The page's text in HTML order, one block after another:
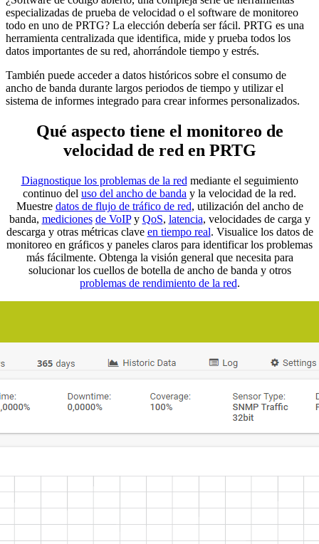
especializadas de prueba de velocidad o el software de monitoreo
todo en uno de PRTG? La elección debería ser fácil. PRTG es una
herramienta centralizada que identifica, mide y prueba todos los
datos importantes de su red, ahorrándole tiempo y estrés.
También puede acceder a datos históricos sobre el consumo de
ancho de banda durante largos periodos de tiempo y utilizar el
sistema de informes integrado para crear informes personalizados.
Qué aspecto tiene el monitoreo de
velocidad de red en PRTG
Diagnostique los problemas de la red mediante el seguimiento
continuo del uso del ancho de banda y la velocidad de la red.
Muestre datos de flujo de tráfico de red, utilización del ancho de
banda, mediciones de VoIPy QoS, latencia, velocidades de carga y
descarga y otras métricas clave en tiempo real. Visualice los datos de
monitoreo en gráficos y paneles claros para identificar los problemas
más fácilmente. Obtenga la visión general que necesita para
solucionar los cuellos de botella de ancho de banda y otros
problemas de rendimiento de la red.